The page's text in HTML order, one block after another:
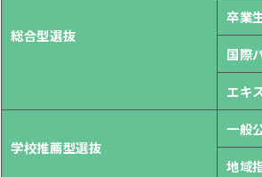
総合型選抜
卒業
国際
エキ
学校推薦型選抜
一般
地域